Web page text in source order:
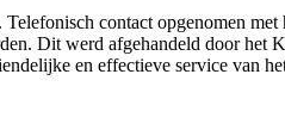
contact opgenomen
Dit werd afgehandeld door het
en effectieve service van